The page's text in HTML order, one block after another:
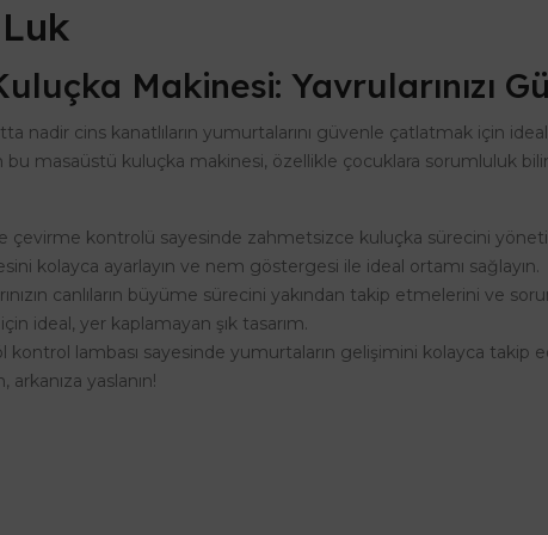
Makinesi: Yavrularınızı
nadir cins kanatlıların yumurtalarını güvenle çatlatmak için
masaüstü kuluçka makinesi, özellikle çocuklara sorumluluk
çevirme kontrolü sayesinde zahmetsizce kuluçka sürecini
kolayca ayarlayın ve nem göstergesi ile ideal ortamı sağlayın.
canlıların büyüme sürecini yakından takip etmelerini ve
ideal, yer kaplamayan şık tasarım.
lambası sayesinde yumurtaların gelişimini kolayca takip
arkanıza yaslanın!